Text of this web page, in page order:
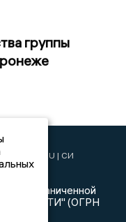
группы
| СИ
с ограниченной
НОВОСТИ" (ОГРН